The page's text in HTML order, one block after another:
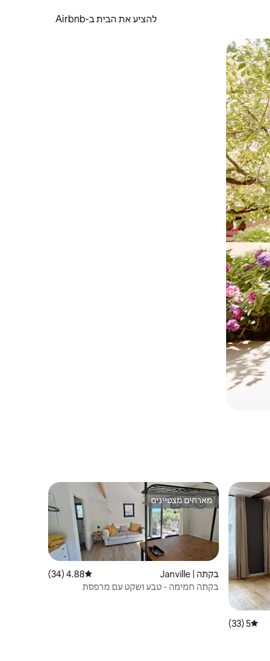
להציע את הבית ב-Airbnb
דירוג ממוצע של 5 מתוך 5, 33 ביקורות
5 (33)
מארחים מצטיינים
מארחים מצטיינים
בקתה | Janville דירוג ממוצע של 4.88 מתוך 5, 34 ביקורות
4.88 (34)
בקתה חמימה - טבע ושקט עם מרפסת